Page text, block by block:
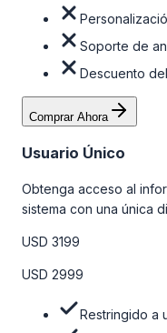
Soporte de
Descuento
Comprar Ahora
Usuario Único
Obtenga acceso al
sistema con una única
la tabla de precios a
USD 3199
USD 2999
Restringido a